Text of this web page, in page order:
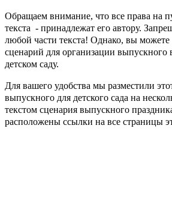
Обращаем внимание, что все права на
текста - принадлежат его автору.
любой части текста! Однако, вы можете
сценарий для организации выпускного
детском саду.
Для вашего удобства мы разместили
выпускного для детского сада на
текстом сценария выпускного
расположены ссылки на все страницы